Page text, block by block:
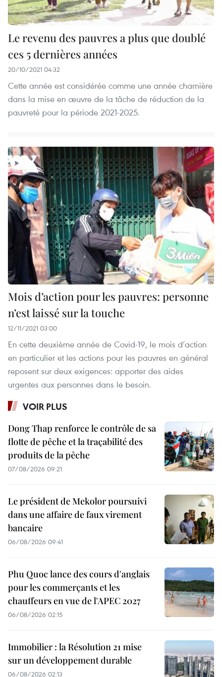
Le revenu des pauvres a plus que doublé
ces 5 dernières années
20/10/2021 04:32
Cette année est considérée comme une année charnière
dans la mise en œuvre de la tâche de réduction de la
pauvreté pour la période 2021-2025.
Mois d’action pour les pauvres: personne
n’est laissé sur la touche
12/11/2021 03:00
En cette deuxième année de Covid-19, le mois d’action
en particulier et les actions pour les pauvres en général
reposent sur deux exigences: apporter des aides
urgentes aux personnes dans le besoin.
VOIR PLUS
Dong Thap renforce le contrôle de sa
flotte de pêche et la traçabilité des
produits de la pêche
07/08/2026 09:21
Le président de Mekolor poursuivi
dans une affaire de faux virement
bancaire
06/08/2026 09:41
Phu Quoc lance des cours d'anglais
pour les commerçants et les
chauffeurs en vue de l'APEC 2027
06/08/2026 02:15
Immobilier : la Résolution 21 mise
sur un développement durable
06/08/2026 02:13